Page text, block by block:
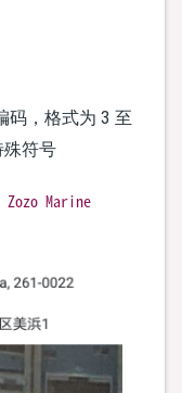
码，格式为 3 至
殊符号
Zozo Marine